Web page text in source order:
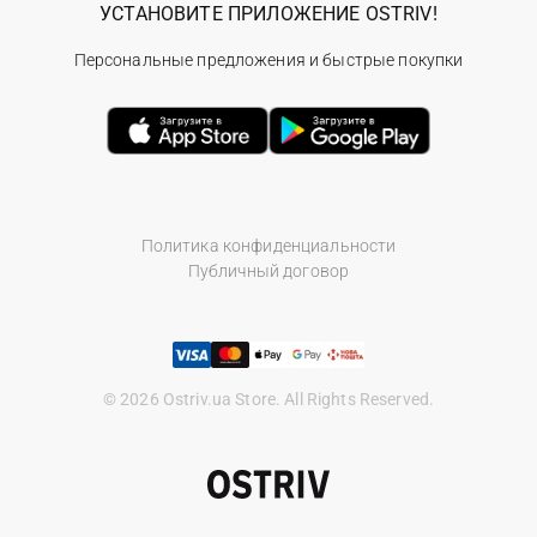
Политика конфиденциальности
Публичный договор
© 2026 Ostriv.ua Store. All Rights Reserved.
УСТАНОВИТЕ ПРИЛОЖЕНИЕ OSTRIV!
Персональные предложения и быстрые покупки